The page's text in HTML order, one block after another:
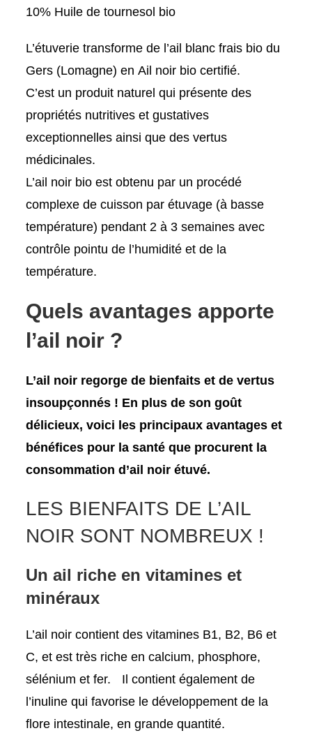
10% Huile de tournesol bio
L’étuverie transforme de l’ail blanc frais bio du
Gers (Lomagne) en Ail noir bio certifié.
C’est un produit naturel qui présente des
propriétés nutritives et gustatives
exceptionnelles ainsi que des vertus
médicinales.
L’ail noir bio est obtenu par un procédé
complexe de cuisson par étuvage (à basse
température) pendant 2 à 3 semaines avec
contrôle pointu de l’humidité et de la
température.
Quels avantages apporte
l’ail noir ?
L’ail noir regorge de bienfaits et de vertus
insoupçonnés ! En plus de son goût
délicieux, voici les principaux avantages et
bénéfices pour la santé que procurent la
consommation d’ail noir étuvé.
LES BIENFAITS DE L’AIL
NOIR SONT NOMBREUX !
Un ail riche en vitamines et
minéraux
L’ail noir contient des vitamines B1, B2, B6 et
C, et est très riche en calcium, phosphore,
sélénium et fer. Il contient également de
l’inuline qui favorise le développement de la
flore intestinale, en grande quantité.